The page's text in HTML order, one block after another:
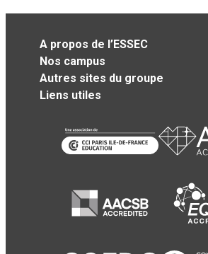
A propos de l’ESSEC
Nos campus
Autres sites du groupe
Liens utiles